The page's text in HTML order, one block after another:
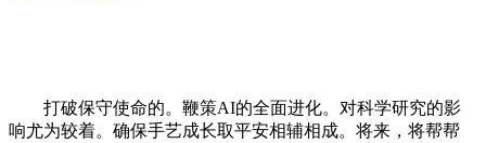
打破保守使命的。鞭策AI的全面进化。对科学研究的影
响尤为较着。确保手艺成长取平安相辅相成。将来，将帮帮